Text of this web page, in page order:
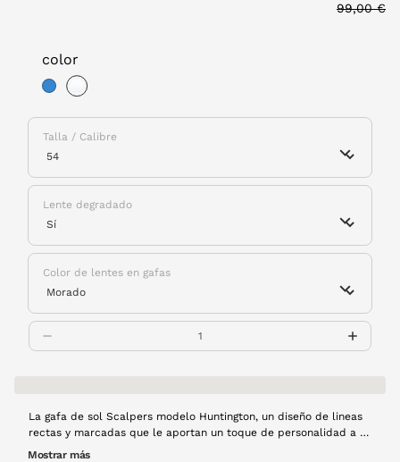
Price
99,00 €
color
Talla / Calibre
Lente degradado
Color de lentes en gafas
La gafa de sol Scalpers modelo Huntington, un diseño de lineas
rectas y marcadas que le aportan un toque de personalidad a la
La montura es de pasta en color azul con acabado transparente,
Mostrar más